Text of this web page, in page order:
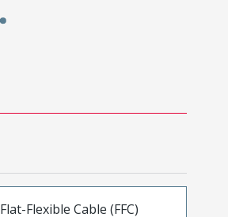
Flat-Flexible Cable (FFC)